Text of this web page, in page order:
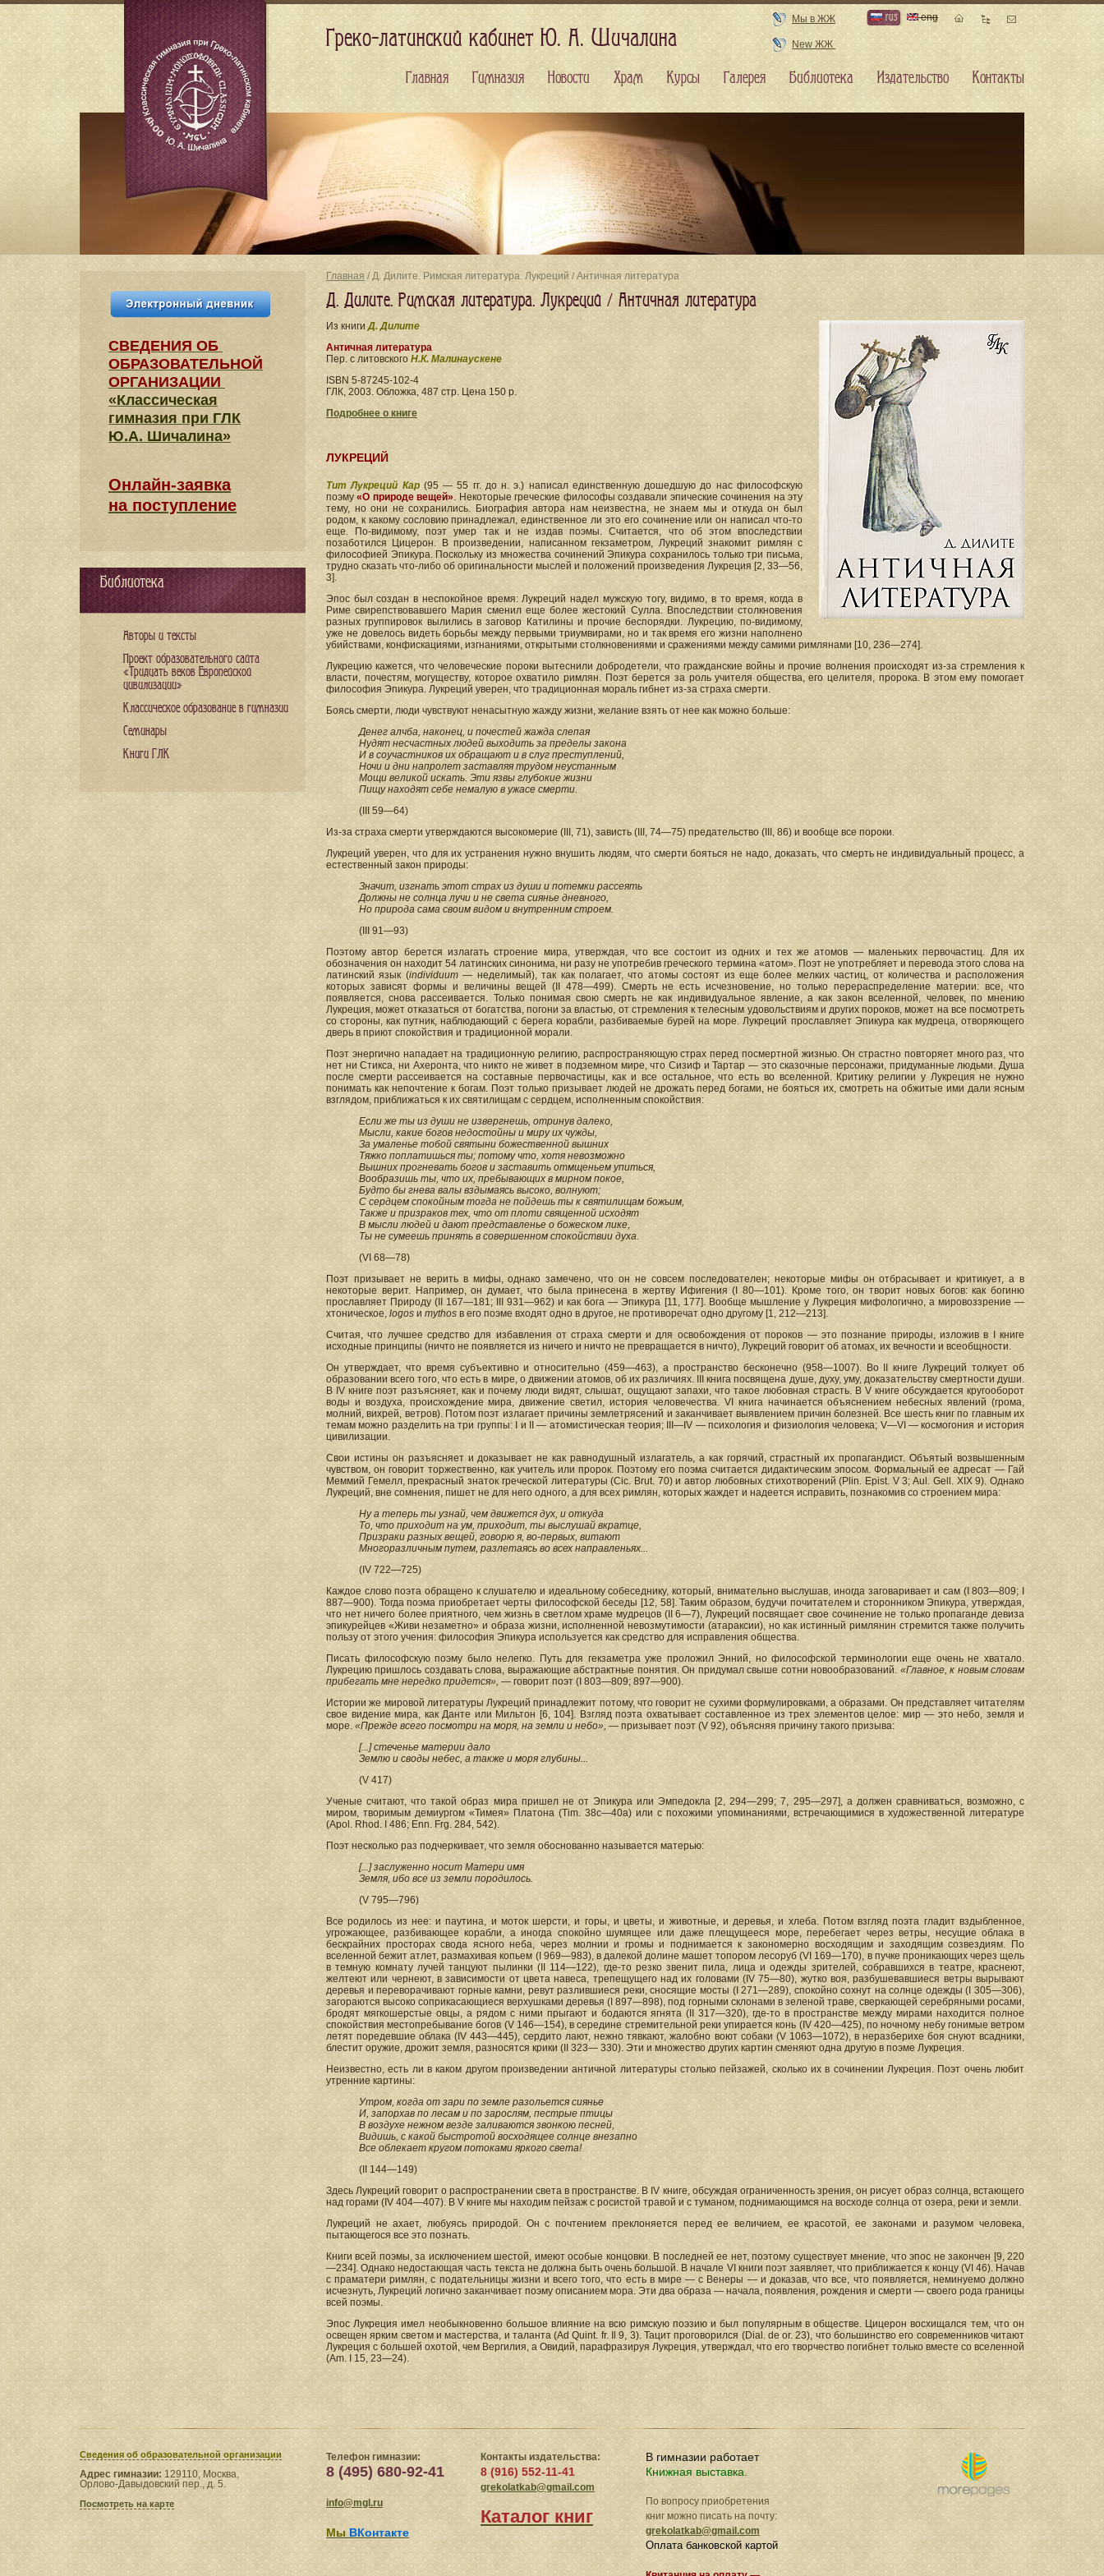
Главная / Д. Дилите. Римская литература. Лукреций / Античная литература
Д. Дилите. Римская литература. Лукреций / Античная литература
Из книгиД. Дилите
Античная литература
Пер. с литовского Н.К. Малинаускене
ISBN 5-87245-102-4
ГЛК, 2003. Обложка, 487 стр. Цена 150 р.
Подробнее о книге
ЛУКРЕЦИЙ
Тит Лукреций Кар(95 — 55 гг. до н. э.) написал единственную дошедшую до нас философскую
поэму«О природе вещей». Некоторые греческие философы создавали эпические сочинения на эту
тему, но они не сохранились. Биография автора нам неизвестна, не знаем мы и откуда он был
родом, к какому сословию принадлежал, единственное ли это его сочинение или он написал что-то
еще. По-видимому, поэт умер так и не издав поэмы. Считается, что об этом впоследствии
позаботился Цицерон. В произведении, написанном гекзаметром, Лукреций знакомит римлян с
философией Эпикура. Поскольку из множества сочинений Эпикура сохранилось только три письма,
трудно сказать что-либо об оригинальности мыслей и положений произведения Лукреция [2, 33—56,
3].
Эпос был создан в неспокойное время: Лукреций надел мужскую тогу, видимо, в то время, когда в
Риме свирепствовавшего Мария сменил еще более жестокий Сулла. Впоследствии столкновения
разных группировок вылились в заговор Катилины и прочие беспорядки. Лукрецию, по-видимому,
уже не довелось видеть борьбы между первыми триумвирами, но и так время его жизни наполнено
убийствами, конфискациями, изгнаниями, открытыми столкновениями и сражениями между самими римлянами [10, 236—274].
Лукрецию кажется, что человеческие пороки вытеснили добродетели, что гражданские войны и прочие волнения происходят из-за стремления к
власти, почестям, могуществу, которое охватило римлян. Поэт берется за роль учителя общества, его целителя, пророка. В этом ему помогает
философия Эпикура. Лукреций уверен, что традиционная мораль гибнет из-за страха смерти.
Боясь смерти, люди чувствуют ненасытную жажду жизни, желание взять от нее как можно больше:
Денег алчба, наконец, и почестей жажда слепая
Нудят несчастных людей выходить за пределы закона
И в соучастников их обращают и в слуг преступлений,
Ночи и дни напролет заставляя трудом неустанным
Мощи великой искать. Эти язвы глубокие жизни
Пищу находят себе немалую в ужасе смерти.
(III 59—64)
Из-за страха смерти утверждаются высокомерие (III, 71), зависть (III, 74—75) предательство (III, 86) и вообще все пороки.
Лукреций уверен, что для их устранения нужно внушить людям, что смерти бояться не надо, доказать, что смерть не индивидуальный процесс, а
естественный закон природы:
Значит, изгнать этот страх из души и потемки рассеять
Должны не солнца лучи и не света сиянье дневного,
Но природа сама своим видом и внутренним строем.
(III 91—93)
Поэтому автор берется излагать строение мира, утверждая, что все состоит из одних и тех же атомов — маленьких первочастиц. Для их
обозначения он находит 54 латинских синонима, ни разу не употребив греческого термина «атом». Поэт не употребляет и перевода этого слова на
латинский язык (individuum— неделимый), так как полагает, что атомы состоят из еще более мелких частиц, от количества и расположения
которых зависят формы и величины вещей (II 478—499). Смерть не есть исчезновение, но только перераспределение материи: все, что
появляется, снова рассеивается. Только понимая свою смерть не как индивидуальное явление, а как закон вселенной, человек, по мнению
Лукреция, может отказаться от богатства, погони за властью, от стремления к телесным удовольствиям и других пороков, может на все посмотреть
со стороны, как путник, наблюдающий с берега корабли, разбиваемые бурей на море. Лукреций прославляет Эпикура как мудреца, отворяющего
дверь в приют спокойствия и традиционной морали.
Поэт энергично нападает на традиционную религию, распространяющую страх перед посмертной жизнью. Он страстно повторяет много раз, что
нет ни Стикса, ни Ахеронта, что никто не живет в подземном мире, что Сизиф и Тартар — это сказочные персонажи, придуманные людьми. Душа
после смерти рассеивается на составные первочастицы, как и все остальное, что есть во вселенной. Критику религии у Лукреция не нужно
понимать как непочтение к богам. Поэт только призывает людей не дрожать перед богами, не бояться их, смотреть на обжитые ими дали ясным
взглядом, приближаться к их святилищам с сердцем, исполненным спокойствия:
Если же ты из души не извергнешь, отринув далеко,
Мысли, какие богов недостойны и миру их чужды,
За умаленье тобой святыни божественной вышних
Тяжко поплатишься ты; потому что, хотя невозможно
Вышних прогневать богов и заставить отмщеньем упиться,
Вообразишь ты, что их, пребывающих в мирном покое,
Будто бы гнева валы вздымаясь высоко, волнуют;
С сердцем спокойным тогда не пойдешь ты к святилищам божьим,
Также и призраков тех, что от плоти священной исходят
В мысли людей и дают представленье о божеском лике,
Ты не сумеешь принять в совершенном спокойствии духа.
(VI 68—78)
Поэт призывает не верить в мифы, однако замечено, что он не совсем последователен; некоторые мифы он отбрасывает и критикует, а в
некоторые верит. Например, он думает, что была принесена в жертву Ифигения (Ι 80—101). Кроме того, он творит новых богов: как богиню
прославляет Природу (II 167—181; III 931—962) и как бога — Эпикура [11, 177]. Вообще мышление у Лукреция мифологично, а мировоззрение —
хтоническое, logos и mythos в его поэме входят одно в другое, не противоречат одно другому [1, 212—213].
Считая, что лучшее средство для избавления от страха смерти и для освобождения от пороков — это познание природы, изложив в I книге
исходные принципы (ничто не появляется из ничего и ничто не превращается в ничто), Лукреций говорит об атомах, их вечности и всеобщности.
Он утверждает, что время субъективно и относительно (459—463), a пространство бесконечно (958—1007). Во II книге Лукреций толкует об
образовании всего того, что есть в мире, о движении атомов, об их различиях. III книга посвящена душе, духу, уму, доказательству смертности души.
В IV книге поэт разъясняет, как и почему люди видят, слышат, ощущают запахи, что такое любовная страсть. В V книге обсуждается кругооборот
воды и воздуха, происхождение мира, движение светил, история человечества. VI книга начинается объяснением небесных явлений (грома,
молний, вихрей, ветров). Потом поэт излагает причины землетрясений и заканчивает выявлением причин болезней. Все шесть книг по главным их
темам можно разделить на три группы: I и II — атомистическая теория; III—IV — психология и физиология человека; V—VI — космогония и история
цивилизации.
Свои истины он разъясняет и доказывает не как равнодушный излагатель, а как горячий, страстный их пропагандист. Объятый возвышенным
чувством, он говорит торжественно, как учитель или пророк. Поэтому его поэма считается дидактическим эпосом. Формальный ее адресат — Гай
Меммий Гемелл, прекрасный знаток греческой литературы (Cic. Brut. 70) и автор любовных стихотворений (Plin. Epist. V 3; Aul. Gell. XIX 9). Однако
Лукреций, вне сомнения, пишет не для него одного, а для всех римлян, которых жаждет и надеется исправить, познакомив со строением мира:
Ну а теперь ты узнай, чем движется дух, и откуда
То, что приходит на ум, приходит, ты выслушай вкратце,
Призраки разных вещей, говорю я, во-первых, витают
Многоразличным путем, разлетаясь во всех направленьях...
(IV 722—725)
Каждое слово поэта обращено к слушателю и идеальному собеседнику, который, внимательно выслушав, иногда заговаривает и сам (I 803—809; I
887—900). Тогда поэма приобретает черты философской беседы [12, 58]. Таким образом, будучи почитателем и сторонником Эпикура, утверждая,
что нет ничего более приятного, чем жизнь в светлом храме мудрецов (II 6—7), Лукреций посвящает свое сочинение не только пропаганде девиза
эпикурейцев «Живи незаметно» и образа жизни, исполненной невозмутимости (атараксии), но как истинный римлянин стремится также получить
пользу от этого учения: философия Эпикура используется как средство для исправления общества.
Писать философскую поэму было нелегко. Путь для гекзаметра уже проложил Энний, но философской терминологии еще очень не хватало.
Лукрецию пришлось создавать слова, выражающие абстрактные понятия. Он придумал свыше сотни новообразований. «Главное, к новым словам
прибегать мне нередко придется», — говорит поэт (I 803—809; 897—900).
Истории же мировой литературы Лукреций принадлежит потому, что говорит не сухими формулировками, а образами. Он представляет читателям
свое видение мира, как Данте или Мильтон [6, 104]. Взгляд поэта охватывает составленное из трех элементов целое: мир — это небо, земля и
море. «Прежде всего посмотри на моря, на земли и небо», — призывает поэт (V 92), объясняя причину такого призыва:
[...] стеченье материи дало
Землю и своды небес, а также и моря глубины...
(V 417)
Ученые считают, что такой образ мира пришел не от Эпикура или Эмпедокла [2, 294—299; 7, 295—297], a должен сравниваться, возможно, с
миром, творимым демиургом «Тимея» Платона (Tim. 38с—40а) или с похожими упоминаниями, встречающимися в художественной литературе
(Apol. Rhod. Ι 486; Enn. Frg. 284, 542).
Поэт несколько раз подчеркивает, что земля обоснованно называется матерью:
[...] заслуженно носит Матери имя
Земля, ибо все из земли породилось.
(V 795—796)
Все родилось из нее: и паутина, и моток шерсти, и горы, и цветы, и животные, и деревья, и хлеба. Потом взгляд поэта гладит вздыбленное,
угрожающее, разбивающее корабли, а иногда спокойно шумящее или даже плещущееся море, перебегает через ветры, несущие облака в
бескрайних просторах свода ясного неба, через молнии и громы и поднимается к закономерно восходящим и заходящим созвездиям. По
вселенной бежит атлет, размахивая копьем (I 969—983), в далекой долине машет топором лесоруб (VI 169—170), в пучке проникающих через щель
в темную комнату лучей танцуют пылинки (II 114—122), где-то резко звенит пила, лица и одежды зрителей, собравшихся в театре, краснеют,
желтеют или чернеют, в зависимости от цвета навеса, трепещущего над их головами (IV 75—80), жутко воя, разбушевавшиеся ветры вырывают
деревья и переворачивают горные камни, ревут разлившиеся реки, сносящие мосты (I 271—289), спокойно сохнут на солнце одежды (I 305—306),
загораются высоко соприкасающиеся верхушками деревья (I 897—898), под горными склонами в зеленой траве, сверкающей серебряными росами,
бродят мягкошерстые овцы, а рядом с ними прыгают и бодаются ягнята (II 317—320), где-то в пространстве между мирами находится полное
спокойствия местопребывание богов (V 146—154), в середине стремительной реки упирается конь (IV 420—425), по ночному небу гонимые ветром
летят поредевшие облака (IV 443—445), сердито лают, нежно тявкают, жалобно воют собаки (V 1063—1072), в неразберихе боя снуют всадники,
блестит оружие, дрожит земля, разносятся крики (II 323— 330). Эти и множество других картин сменяют одна другую в поэме Лукреция.
Неизвестно, есть ли в каком другом произведении античной литературы столько пейзажей, сколько их в сочинении Лукреция. Поэт очень любит
утренние картины:
Утром, когда от зари по земле разольется сиянье
И, запорхав по лесам и по зарослям, пестрые птицы
В воздухе нежном везде заливаются звонкою песней,
Видишь, с какой быстротой восходящее солнце внезапно
Все облекает кругом потоками яркого света!
(ΙΙ 144—149)
Здесь Лукреций говорит о распространении света в пространстве. В IV книге, обсуждая ограниченность зрения, он рисует образ солнца, встающего
над горами (IV 404—407). В V книге мы находим пейзаж с росистой травой и с туманом, поднимающимся на восходе солнца от озера, реки и земли.
Лукреций не ахает, любуясь природой. Он с почтением преклоняется перед ее величием, ее красотой, ее законами и разумом человека,
пытающегося все это познать.
Книги всей поэмы, за исключением шестой, имеют особые концовки. В последней ее нет, поэтому существует мнение, что эпос не закончен [9, 220
—234]. Однако недостающая часть текста не должна быть очень большой. В начале VI книги поэт заявляет, что приближается к концу (VI 46). Начав
с праматери римлян, с подательницы жизни и всего того, что есть в мире — с Венеры — и доказав, что все, что появляется, неминуемо должно
исчезнуть, Лукреций логично заканчивает поэму описанием мора. Эти два образа — начала, появления, рождения и смерти — своего рода границы
всей поэмы.
Эпос Лукреция имел необыкновенно большое влияние на всю римскую поэзию и был популярным в обществе. Цицерон восхищался тем, что он
освещен ярким светом и мастерства, и таланта (Ad Quint. fr. Il 9, 3). Тацит проговорился (Dial. de or. 23), что большинство его современников читают
Лукреция с большей охотой, чем Вергилия, а Овидий, парафразируя Лукреция, утверждал, что его творчество погибнет только вместе со вселенной
(Аm. I 15, 23—24).
СВЕДЕНИЯ​ ОБ
ОБРАЗОВАТЕЛЬНОЙ
ОРГАНИЗАЦИИ
«Классическая
гимназия при ГЛК
Ю.А. Шичалина»
Онлайн-заявка
на поступление
Библиотека
Авторы и тексты
Проект образовательного сайта
«Тридцать веков Европейской
цивилизации»
Классическое образование в гимназии
Семинары
Книги ГЛК
Сведения​ об образовательной организации
Адрес гимназии: 129110, Москва,
Орлово-Давыдовский пер., д. 5.
Посмотреть на карте
Телефон гимназии:
8 (495) 680-92-41
info@mgl.ru
Мы ВКонтакте
Контакты издательства:
8 (916) 552-11-41
grekolatkab@gmail.com
Каталог книг
В гимназии работает
Книжная выставка.
По вопросу приобретения
книг можно писать на почту:
grekolatkab@gmail.com
Оплата банковской картой
Греко-латинский кабинет Ю. А. Шичалина
Мы в ЖЖ
New ЖЖ
rus eng
Главная Гимназия Новости Храм Курсы Галерея Библиотека Издательство Контакты